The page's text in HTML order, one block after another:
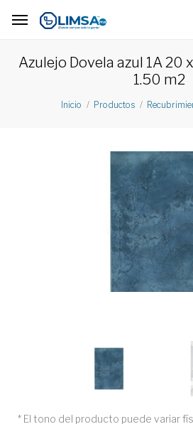
Azulejo Dovela azul 1A 20
1.50 m2
Inicio Productos
* El tono del producto puede variar